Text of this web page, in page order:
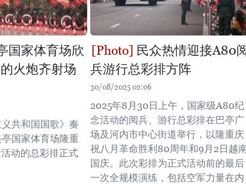
国家体育场欣
火炮齐射场
共和国国歌》奏
国家体育场隆重
动的总彩排正式
民众热情迎接A80
兵游行总彩排方阵
30/08/2025 02:06
2025年8月30日上午，国家级A80纪
念活动的阅兵、游行总彩排在巴亭广
场及河内市中心街道举行，以隆重庆
祝八月革命胜利80周年和9月2日越
国庆。此次彩排为正式活动前的最后
一次全规模演练，包括空军力量在内